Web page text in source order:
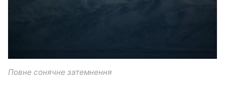
Повне сонячне затемнення